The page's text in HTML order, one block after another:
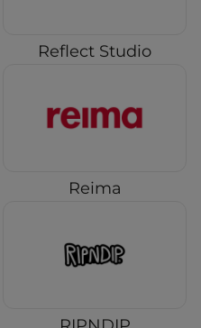
Reflect Studio
Reima